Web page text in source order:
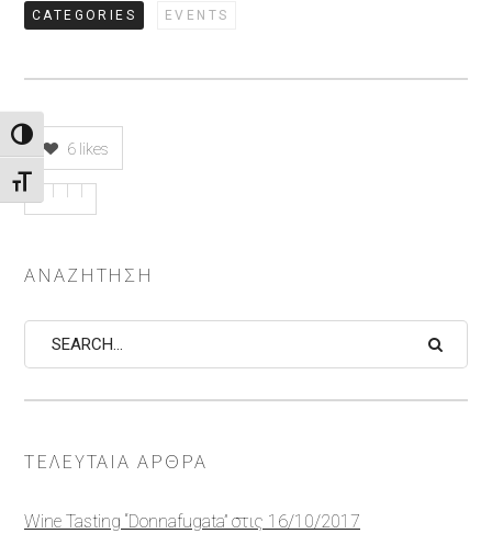
Εναλλαγή Υψηλής Αντίθεσης
Εναλλαγή Μεγέθους Γραμμάτων
CATEGORIES EVENTS
6 likes
ΑΝΑΖΉΤΗΣΗ
Search
ΤΕΛΕΥΤΑΊΑ ΆΡΘΡΑ
Wine Tasting “Donnafugata” στις 16/10/2017